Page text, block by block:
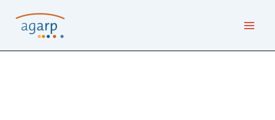
Inhalt
springen